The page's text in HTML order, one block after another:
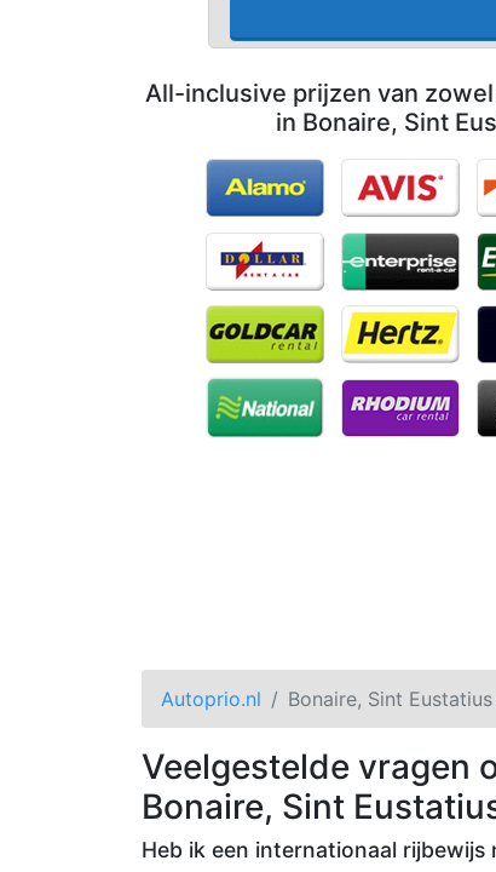
All-inclusive prijzen van
in Bonaire, Sint
Autoprio.nl Bonaire, Sint
Veelgestelde vragen
Bonaire, Sint
Heb ik een internationaal rijbewijs